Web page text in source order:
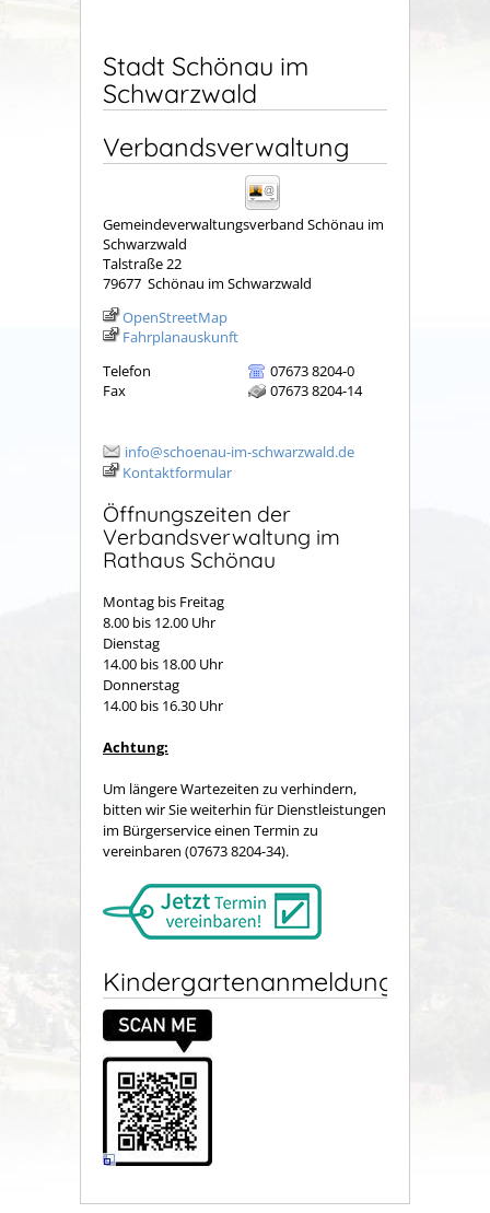
Stadt Schönau im
Schwarzwald
Verbandsverwaltung
Gemeindeverwaltungsverband Schönau im
Schwarzwald
Talstraße 22
79677 Schönau im Schwarzwald
OpenStreetMap
Fahrplanauskunft
Telefon
07673 8204-0
Fax
07673 8204-14
info@schoenau-im-schwarzwald.de
Kontaktformular
Öffnungszeiten der
Verbandsverwaltung im
Rathaus Schönau
Montag bis Freitag
8.00 bis 12.00 Uhr
Dienstag
14.00 bis 18.00 Uhr
Donnerstag
14.00 bis 16.30 Uhr
Achtung:
Um längere Wartezeiten zu verhindern,
bitten wir Sie weiterhin für Dienstleistungen
im Bürgerservice einen Termin zu
vereinbaren (07673 8204-34).
Kindergartenanmeldung